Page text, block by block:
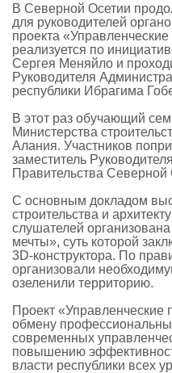
В Северной Осетии
для руководителей
проекта
реализуется по
Сергея Меняйло и
Руководителя
республики Ибрагима
В этот раз обучающий
Министерства
Алания. Участников
заместитель
Правительства Северной
С основным докладом
строительства и
слушателей
мечты», суть которой
3D-конструктора. По
организовали
озеленили территорию.
Проект «Управленческие
обмену
современных
повышению
власти республики всех